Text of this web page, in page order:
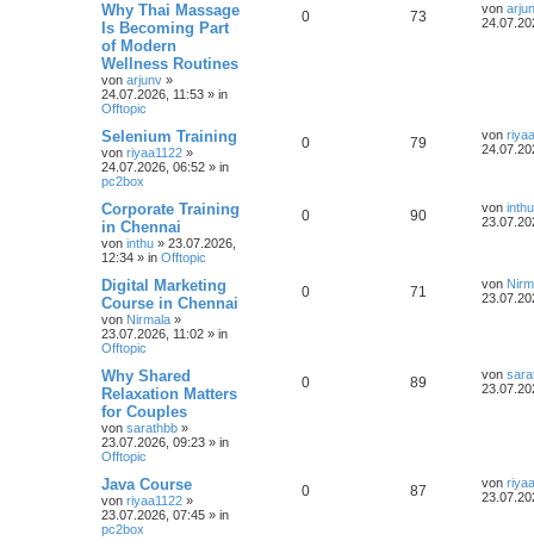
Why Thai Massage
Is Becoming Part
of Modern
Wellness Routines
von arjunv »
24.07.2026, 11:53 » in
Offtopic
0 73 von
Selenium Training
von riyaa1122 »
24.07.2026, 06:52 » in
pc2box
0 79 von
Corporate Training
in Chennai
von inthu » 23.07.2026,
12:34 » in Offtopic
0 90 von inthu
Digital Marketing
Course in Chennai
von Nirmala »
23.07.2026, 11:02 » in
Offtopic
0 71 von
Why Shared
Relaxation Matters
for Couples
von sarathbb »
23.07.2026, 09:23 » in
Offtopic
0 89 von
Java Course
von riyaa1122 »
23.07.2026, 07:45 » in
pc2box
0 87 von